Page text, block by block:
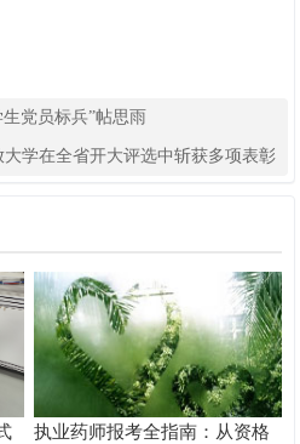
党员标兵”帖思雨
大学在全省开大评选中斩获多项表彰
执业药师报考全指南：从资格